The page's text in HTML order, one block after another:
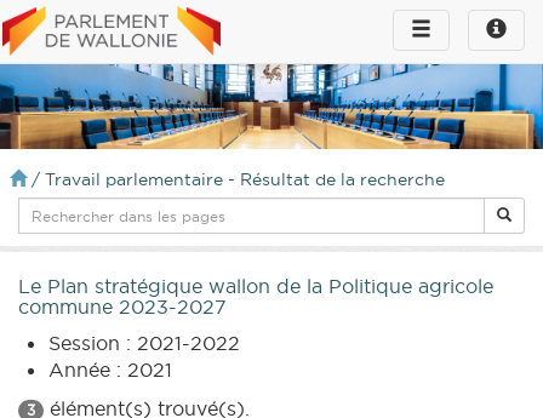
Toggle
infos
Toggle
navigation
/ Travail parlementaire - Résultat de la recherche
Le Plan stratégique wallon de la Politique agricole
commune 2023-2027
Session : 2021-2022
Année : 2021
3 élément(s) trouvé(s).